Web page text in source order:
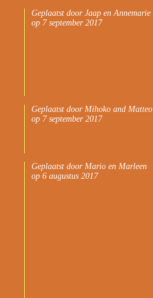
Geplaatst door Jaap en Annemarie
op 7 september 2017
Geplaatst door Mihoko and Matteo
op 7 september 2017
Geplaatst door Mario en Marleen
op 6 augustus 2017